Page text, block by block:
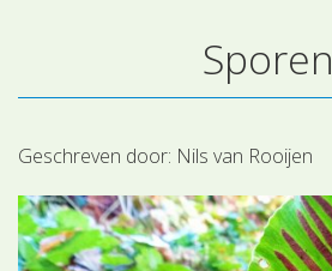
Plantengemeenschappen
Determineren
Sporen
Geschreven door: Nils van Rooijen